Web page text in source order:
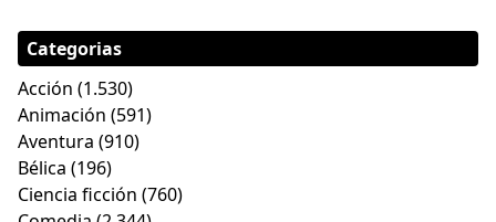
Categorias
Acción (1.530)
Animación (591)
Aventura (910)
Bélica (196)
Ciencia ficción (760)